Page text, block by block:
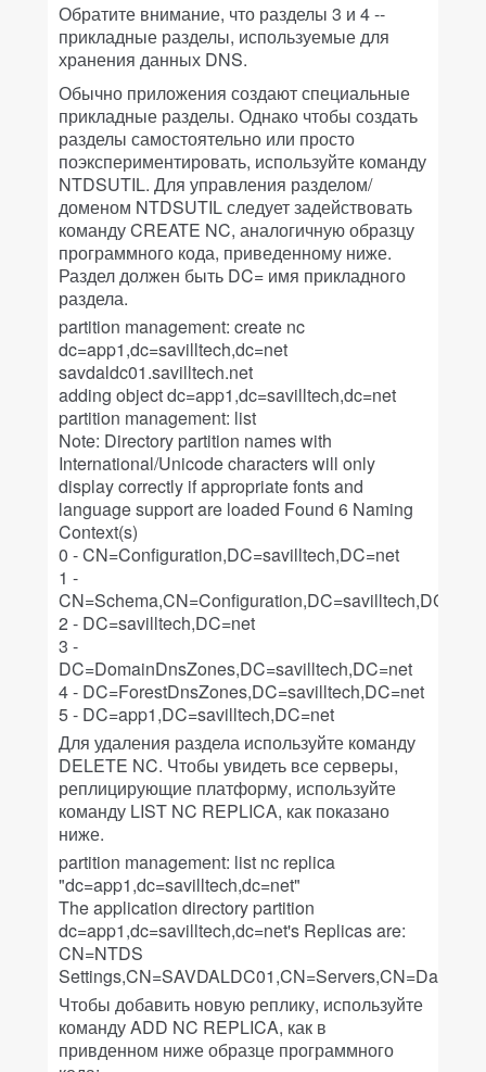
Обратите внимание, что разделы 3 и 4 --
прикладные разделы, используемые для
хранения данных DNS.
Обычно приложения создают специальные
прикладные разделы. Однако чтобы создать
разделы самостоятельно или просто
поэкспериментировать, используйте команду
NTDSUTIL. Для управления разделом/
доменом NTDSUTIL следует задействовать
команду CREATE NC, аналогичную образцу
программного кода, приведенному ниже.
Раздел должен быть DC= имя прикладного
раздела.
partition management: create nc
dc=app1,dc=savilltech,dc=net
savdaldc01.savilltech.net
adding object dc=app1,dc=savilltech,dc=net
partition management: list
Note: Directory partition names with
International/Unicode characters will only
display correctly if appropriate fonts and
language support are loaded Found 6 Naming
Context(s)
0 - CN=Configuration,DC=savilltech,DC=net
1 -
CN=Schema,CN=Configuration,DC=savilltech,DC=net
2 - DC=savilltech,DC=net
3 -
DC=DomainDnsZones,DC=savilltech,DC=net
4 - DC=ForestDnsZones,DC=savilltech,DC=net
5 - DC=app1,DC=savilltech,DC=net
Для удаления раздела используйте команду
DELETE NC. Чтобы увидеть все серверы,
реплицирующие платформу, используйте
команду LIST NC REPLICA, как показано
ниже.
partition management: list nc replica
"dc=app1,dc=savilltech,dc=net"
The application directory partition
dc=app1,dc=savilltech,dc=net's Replicas are:
CN=NTDS
Чтобы добавить новую реплику, используйте
команду ADD NC REPLICA, как в
привденном ниже образце программного